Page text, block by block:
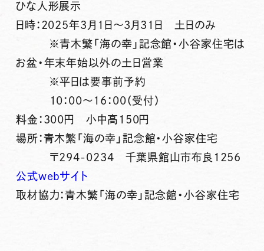
ひな人形展示
日時：2025年3月1日～3月31日 土日のみ
※青木繁「海の幸」記念館・小谷家住宅は
お盆・年末年始以外の土日営業
※平日は要事前予約
10：00～16：00（受付）
料金：300円 小中高150円
場所：青木繁「海の幸」記念館・小谷家住宅
〒294-0234 千葉県館山市布良1256
公式webサイト
取材協力：青木繁「海の幸」記念館・小谷家住宅